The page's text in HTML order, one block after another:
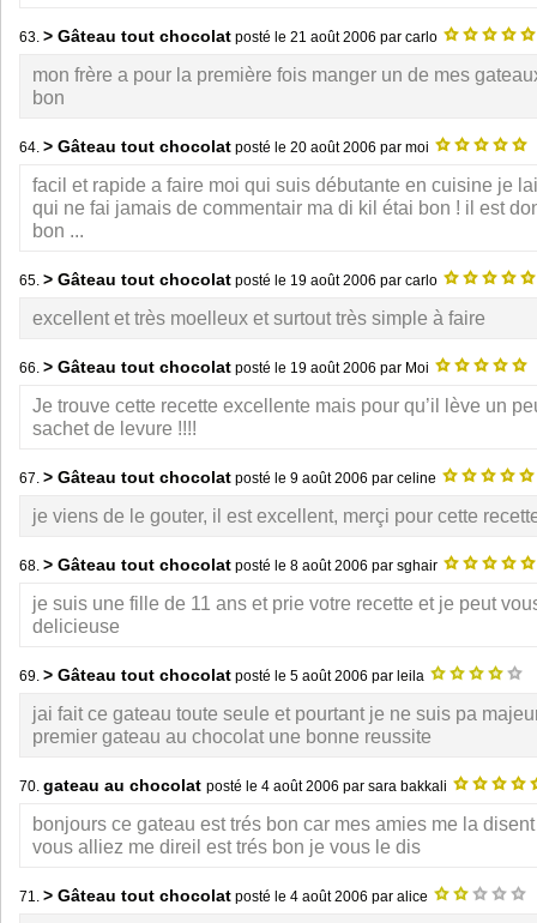
63. > Gâteau tout chocolat posté le 21 août 2006 par carlo
mon frère a pour la première fois manger un de mes
bon
64. > Gâteau tout chocolat posté le 20 août 2006 par moi
facil et rapide a faire moi qui suis débutante en cuisine je
qui ne fai jamais de commentair ma di kil étai bon ! il est
bon ...
65. > Gâteau tout chocolat posté le 19 août 2006 par carlo
excellent et très moelleux et surtout très simple à faire
66. > Gâteau tout chocolat posté le 19 août 2006 par Moi
Je trouve cette recette excellente mais pour qu’il lève un
sachet de levure !!!!
67. > Gâteau tout chocolat posté le 9 août 2006 par celine
je viens de le gouter, il est excellent, merçi pour cette
68. > Gâteau tout chocolat posté le 8 août 2006 par sghair
je suis une fille de 11 ans et prie votre recette et je peut
delicieuse
69. > Gâteau tout chocolat posté le 5 août 2006 par leila
jai fait ce gateau toute seule et pourtant je ne suis pa
premier gateau au chocolat une bonne reussite
70. gateau au chocolat posté le 4 août 2006 par sara bakkali
bonjours ce gateau est trés bon car mes amies me la
vous alliez me direil est trés bon je vous le dis
71. > Gâteau tout chocolat posté le 4 août 2006 par alice